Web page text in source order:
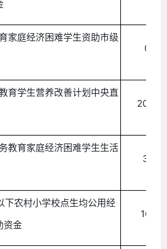
家庭经济困难学生资助市级
0.11
育学生营养改善计划中央直
202.90
教育家庭经济困难学生生活
3.50
下农村小学校点生均公用经
资金
16.86